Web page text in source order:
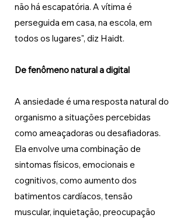
não há escapatória. A vítima é
perseguida em casa, na escola, em
todos os lugares", diz Haidt.
De fenômeno natural a digital
A ansiedade é uma resposta natural do
organismo a situações percebidas
como ameaçadoras ou desafiadoras.
Ela envolve uma combinação de
sintomas físicos, emocionais e
cognitivos, como aumento dos
batimentos cardíacos, tensão
muscular, inquietação, preocupação